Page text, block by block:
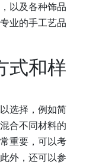
以及各种饰品
业的手工艺品
式和样
选择，例如简
合不同材料的
重要，可以考
外，还可以参